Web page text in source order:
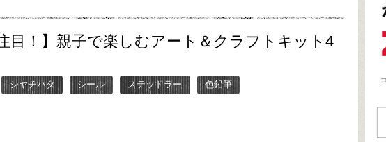
目！】親子で楽しむアート＆クラフトキット4
シヤチハタ シール ステッドラー 色鉛筆